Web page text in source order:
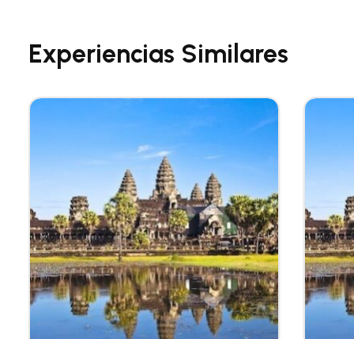
Experiencias Similares